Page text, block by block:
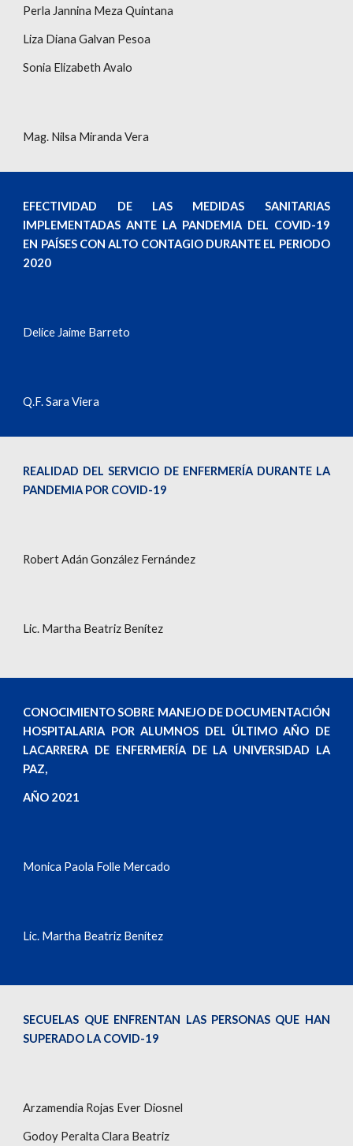
Perla Jannina Meza Quintana
Liza Diana Galvan Pesoa
Sonia Elizabeth Avalo
Mag. Nilsa Miranda Vera
EFECTIVIDAD DE LAS MEDIDAS SANITARIAS
IMPLEMENTADAS ANTE LA PANDEMIA DEL COVID-19
EN PAÍSES CON ALTO CONTAGIO DURANTE EL PERIODO
2020
Delice Jaime Barreto
Q.F. Sara Viera
REALIDAD DEL SERVICIO DE ENFERMERÍA DURANTE LA
PANDEMIA POR COVID-19
Robert Adán González Fernández
Lic. Martha Beatriz Benítez
CONOCIMIENTO SOBRE MANEJO DE DOCUMENTACIÓN
HOSPITALARIA POR ALUMNOS DEL ÚLTIMO AÑO DE
LACARRERA DE ENFERMERÍA DE LA UNIVERSIDAD LA
PAZ,
AÑO 2021
Monica Paola Folle Mercado
Lic. Martha Beatriz Benítez
SECUELAS QUE ENFRENTAN LAS PERSONAS QUE HAN
SUPERADO LA COVID-19
Arzamendia Rojas Ever Diosnel
Godoy Peralta Clara Beatriz